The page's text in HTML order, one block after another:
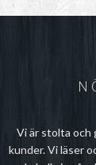
Vi är stolta och
kunder. Vi läser